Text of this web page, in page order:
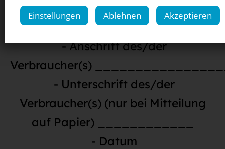
- Name des/der
Verbraucher(s)
- Anschrift des/der
Verbraucher(s)
- Unterschrift des/der
Verbraucher(s) (nur bei Mitteilung
auf Papier) ____________
- Datum
Einstellungen
Ablehnen Akzeptieren